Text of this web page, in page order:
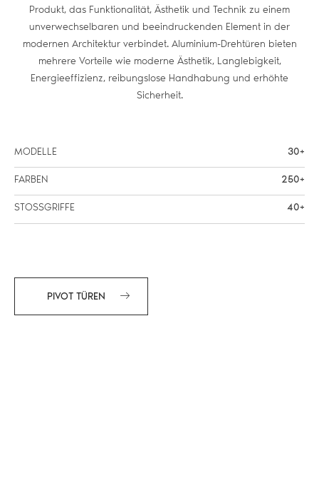
Produkt, das Funktionalität, Ästhetik und Technik zu einem
unverwechselbaren und beeindruckenden Element in der
modernen Architektur verbindet. Aluminium-Drehtüren bieten
mehrere Vorteile wie moderne Ästhetik, Langlebigkeit,
Energieeffizienz, reibungslose Handhabung und erhöhte
Sicherheit.
MODELLE 30+
FARBEN 250+
STOSSGRIFFE 40+
PIVOT TÜREN​